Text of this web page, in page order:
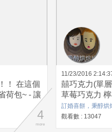
！ 在這個
荷包~ - 讓
道這個優
盒以上~
!!
4
more
11/23/2016
囍巧克力(單
草莓巧克力
訂婚喜餅，秉醇烘
觀看數 : 13047